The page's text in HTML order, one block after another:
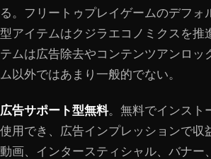
る。フリートゥプレイゲームのデフォ
型アイテムはクジラエコノミクスを推
テムは広告除去やコンテンツアンロッ
ム以外ではあまり一般的でない。
広告サポート型無料。無料でインスト
使用でき、広告インプレッションで収
動画、インタースティシャル、バナー